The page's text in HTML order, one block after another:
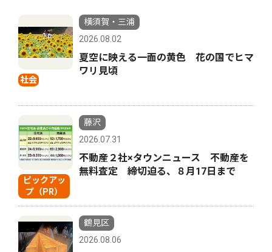
社会
横須賀・三浦
2026.08.02
夏空に映える一面の黄色 花の国でヒマ
ワリ見頃
ピックアッ
プ（PR）
藤沢
2026.07.31
不動産２社×タウンニュース 不動産を
無料査定 締切迫る、８月17日まで
鶴見区
2026.08.06